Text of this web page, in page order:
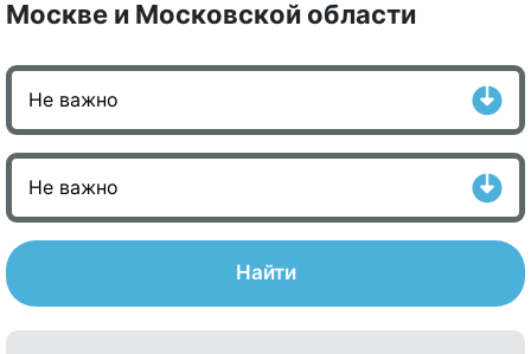
Москве и Московской области
Найти